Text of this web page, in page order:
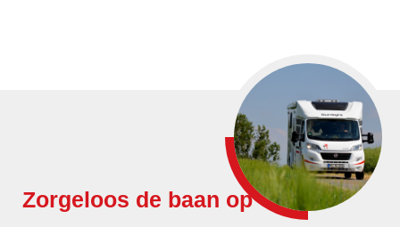
Zorgeloos de baan op